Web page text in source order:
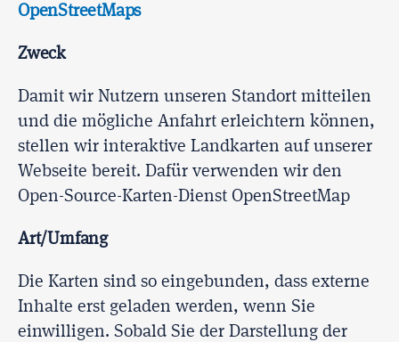
OpenStreetMaps
Zweck
Damit wir Nutzern unseren Standort mitteilen
und die mögliche Anfahrt erleichtern können,
stellen wir interaktive Landkarten auf unserer
Webseite bereit. Dafür verwenden wir den
Open-Source-Karten-Dienst OpenStreetMap
Art/Umfang
Die Karten sind so eingebunden, dass externe
Inhalte erst geladen werden, wenn Sie
einwilligen. Sobald Sie der Darstellung der